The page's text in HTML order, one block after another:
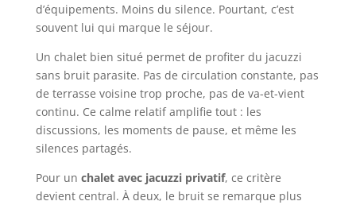
d’équipements. Moins du silence. Pourtant, c’est
souvent lui qui marque le séjour.
Un chalet bien situé permet de profiter du jacuzzi
sans bruit parasite. Pas de circulation constante, pas
de terrasse voisine trop proche, pas de va-et-vient
continu. Ce calme relatif amplifie tout : les
discussions, les moments de pause, et même les
silences partagés.
Pour un chalet avec jacuzzi privatif, ce critère
devient central. À deux, le bruit se remarque plus